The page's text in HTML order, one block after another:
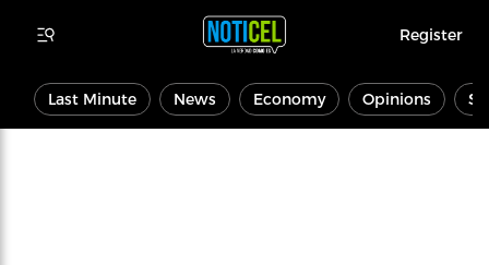
Register
Last Minute News Economy Opinions